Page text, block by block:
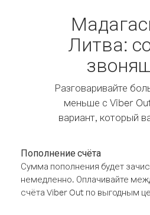
Литва:
Разговаривайте
меньше с Viber
вариант, который
Пополнение счёта
Сумма пополнения будет
немедленно. Оплачивайте
счёта Viber Out по выгодным